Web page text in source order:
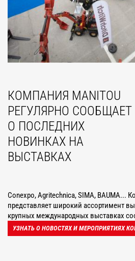
КОМПАНИЯ MANITOU
РЕГУЛЯРНО СООБЩАЕТ
О ПОСЛЕДНИХ
НОВИНКАХ НА
ВЫСТАВКАХ
Conexpo, Agritechnica, SIMA, BAUMA...
представляет широкий ассортимент
крупных международных выставках
УЗНАТЬ О НОВОСТЯХ И МЕРОПРИЯТИЯХ